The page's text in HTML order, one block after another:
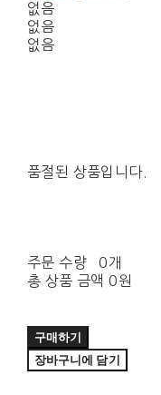
없음
없음
없음
품절된 상품입니다.
주문 수량
0개
총 상품 금액 0원
구매하기
장바구니에 담기